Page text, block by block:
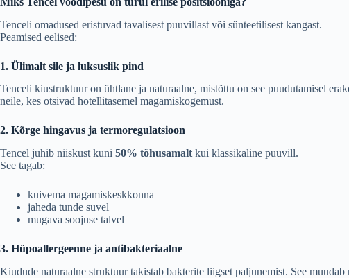
Tenceli omadused eristuvad tavalisest puuvillast või sünteetilisest kangast.
Peamised eelised:
1. Ülimalt sile ja luksuslik pind
Tenceli kiustruktuur on ühtlane ja naturaalne, mistõttu on see puudutamisel
neile, kes otsivad hotellitasemel magamiskogemust.
2. Kõrge hingavus ja termoregulatsioon
Tencel juhib niiskust kuni 50% tõhusamalt kui klassikaline puuvill.
See tagab:
kuivema magamiskeskkonna
jaheda tunde suvel
mugava soojuse talvel
3. Hüpoallergeenne ja antibakteriaalne
Kiudude naturaalne struktuur takistab bakterite liigset paljunemist. See muudab